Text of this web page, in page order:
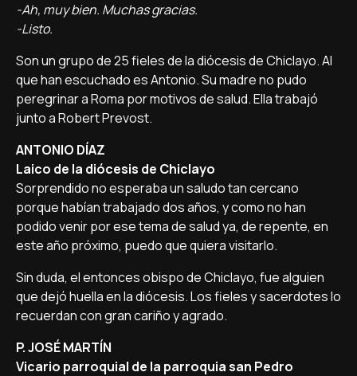
-Ah, muy bien. Muchas gracias.
-Listo.
Son un grupo de 25 fieles de la diócesis de Chiclayo. Al
que han escuchado es Antonio. Su madre no pudo
peregrinar a Roma por motivos de salud. Ella trabajó
junto a Robert Prevost.
ANTONIO DÍAZ
Laico de la diócesis de Chiclayo
Sorprendido no esperaba un saludo tan cercano
porque habían trabajado dos años, y como no han
podido venir por ese tema de salud ya, de repente, en
este año próximo, puedo que quiera visitarlo.
Sin duda, el entonces obispo de Chiclayo, fue alguien
que dejó huella en la diócesis. Los fieles y sacerdotes lo
recuerdan con gran cariño y agrado.
P. JOSÉ MARTÍN
Vicario parroquial de la parroquia san Pedro